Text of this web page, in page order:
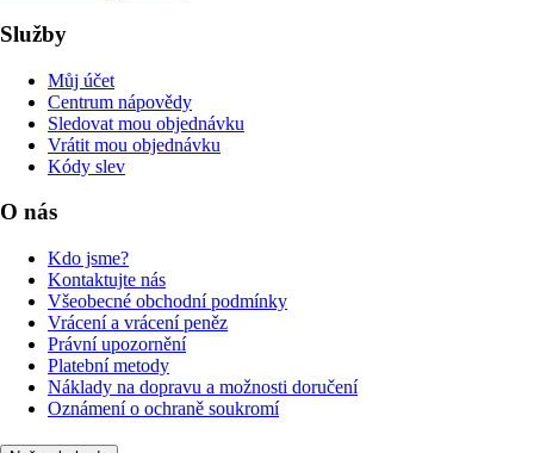
Služby
Můj účet
Centrum nápovědy
Sledovat mou objednávku
Vrátit mou objednávku
Kódy slev
O nás
Kdo jsme?
Kontaktujte nás
Všeobecné obchodní podmínky
Vrácení a vrácení peněz
Právní upozornění
Platební metody
Náklady na dopravu a možnosti doručení
Oznámení o ochraně soukromí